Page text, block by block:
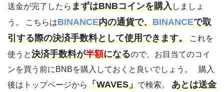
送金が完了したらまずはBNBコインを購入しましょ
う。 こちらはBINANCE内の通貨で、BINANCEで取
引する際の決済手数料として使用できます。 これを
使うと決済手数料が半額になるので、お目当てのコイ
ンを買う前にBNBを購入しておくと良いでしょう。 購入
後はトップページから「WAVES」で検索。 あとは送金